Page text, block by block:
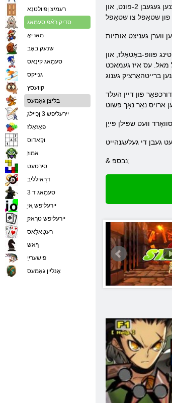
די שפּיל עלסוואָרד אָנליין איז אַ געלעגנהייט פֿאַר יעדער פון די אותיות צו אַנטוויקלען זייער סקילז און קלאסן. דאָ בקיעס בוים סיסטעם. פֿאַר יעדער נייַ מדרגה פון בקיעס זענען געגעבן 2-פונט, און
פּוופּ-באַטאַלז, און
מאל. עס איז געמאכט
פון דיין העלד
& נבספּ;
רעמיצ ןפיולטנַא
סדיק רַאֿפ סעמַאג
מאַריאָ
שנעק באָב
סעמַאג קינָאס
גנייקס
קוועסץ
בליצן גאַמעס
ַיירעליּפש 3 ןכַיילג
פּאַזאַלז
וקָאדוס
ַאמוז
סירטעט
דרַאילליב
סעמַאג ד 3
ַיירעליּפש ָאי
ַיירעליּפש טרָאק
רעטַאלַאס
ךָאש
פישערייַ
אָנליין גאַמעס